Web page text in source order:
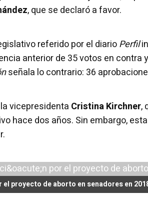
, que se declaró a favor.
referido por el diarioPerfil
anterior de 35 votos en contra
señala lo contrario: 36
vicepresidenta Cristina Kirchner,
hace dos años. Sin embargo,
proyecto de aborto en senadores en